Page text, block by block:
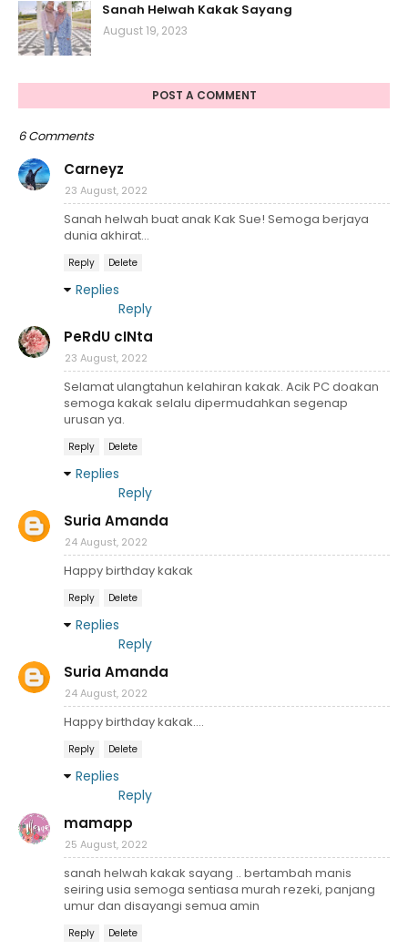
Sanah Helwah Kakak Sayang
August 19, 2023
POST A COMMENT
6 Comments
Carneyz
23 August, 2022
Sanah helwah buat anak Kak Sue! Semoga berjaya
dunia akhirat...
Reply Delete
Replies
Reply
PeRdU cINta
23 August, 2022
Selamat ulangtahun kelahiran kakak. Acik PC doakan
semoga kakak selalu dipermudahkan segenap
urusan ya.
Reply Delete
Replies
Reply
Suria Amanda
24 August, 2022
Happy birthday kakak
Reply Delete
Replies
Reply
Suria Amanda
24 August, 2022
Happy birthday kakak....
Reply Delete
Replies
Reply
mamapp
25 August, 2022
sanah helwah kakak sayang .. bertambah manis
seiring usia semoga sentiasa murah rezeki, panjang
umur dan disayangi semua amin
Reply Delete